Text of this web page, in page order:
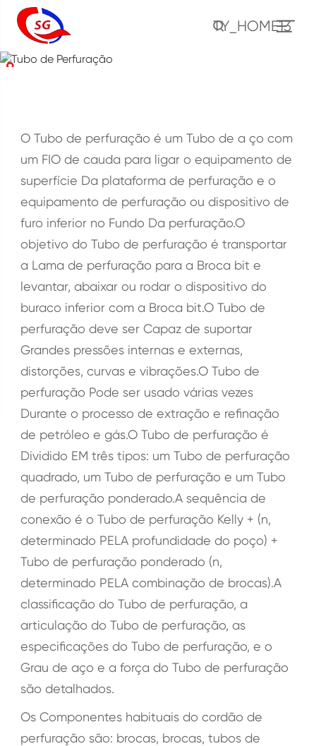
TY_HOME13
Tubo de Perfuração
O Tubo de perfuração é um Tubo de a ço com
um FIO de cauda para ligar o equipamento de
superfície Da plataforma de perfuração e o
equipamento de perfuração ou dispositivo de
furo inferior no Fundo Da perfuração.O
objetivo do Tubo de perfuração é transportar
a Lama de perfuração para a Broca bit e
levantar, abaixar ou rodar o dispositivo do
buraco inferior com a Broca bit.O Tubo de
perfuração deve ser Capaz de suportar
Grandes pressões internas e externas,
distorções, curvas e vibrações.O Tubo de
perfuração Pode ser usado várias vezes
Durante o processo de extração e refinação
de petróleo e gás.O Tubo de perfuração é
Dividido EM três tipos: um Tubo de perfuração
quadrado, um Tubo de perfuração e um Tubo
de perfuração ponderado.A sequência de
conexão é o Tubo de perfuração Kelly + (n,
determinado PELA profundidade do poço) +
Tubo de perfuração ponderado (n,
determinado PELA combinação de brocas).A
classificação do Tubo de perfuração, a
articulação do Tubo de perfuração, as
especificações do Tubo de perfuração, e o
Grau de aço e a força do Tubo de perfuração
são detalhados.
Os Componentes habituais do cordão de
perfuração são: brocas, brocas, tubos de